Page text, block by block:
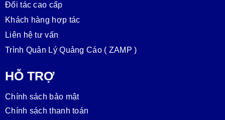
Đối tác cao cấp
Khách hàng hợp tác
Liên hệ tư vấn
Trình Quản Lý Quảng Cáo ( ZAMP )
HỖ TRỢ
Chính sách bảo mật
Chính sách thanh toán